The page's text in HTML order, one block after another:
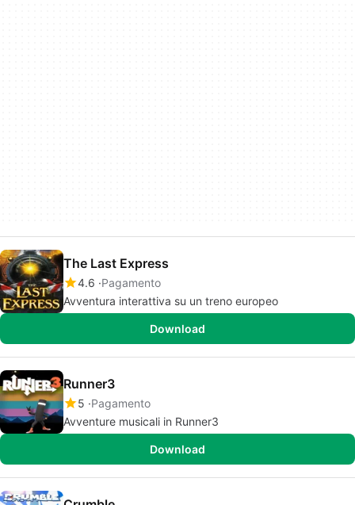
The Last Express
4.6 Pagamento
Avventura interattiva su un treno europeo
Download
Runner3
5 Pagamento
Avventure musicali in Runner3
Download